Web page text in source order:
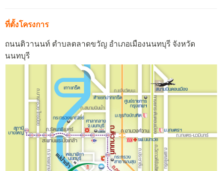
ที่ตั้งโครงการ
ถนนติวานนท์ ตำบลตลาดขวัญ อำเภอเมืองนนทบุรี จังหวัด
นนทบุรี